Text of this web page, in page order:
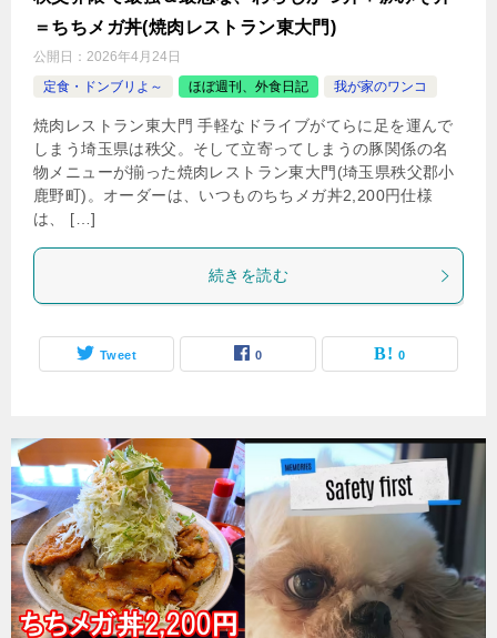
＝ちちメガ丼(焼肉レストラン東大門)
公開日： 2026年4月24日
定食・ドンブリよ～
ほぼ週刊、外食日記 我が家のワンコ
焼肉レストラン東大門 手軽なドライブがてらに足を運んで
しまう埼玉県は秩父。そして立寄ってしまうの豚関係の名
物メニューが揃った焼肉レストラン東大門(埼玉県秩父郡小
鹿野町)。オーダーは、いつものちちメガ丼2,200円仕様
は、 […]
続きを読む
Tweet 0 0